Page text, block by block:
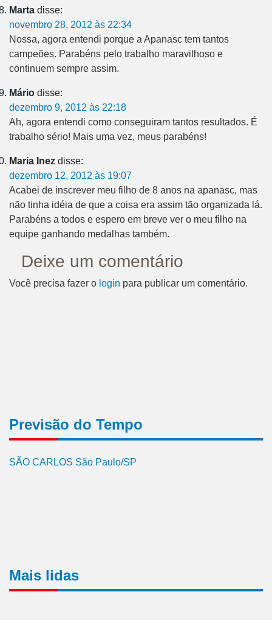
Marta disse:
novembro 28, 2012 às 22:34
Nossa, agora entendi porque a Apanasc tem tantos
campeões. Parabéns pelo trabalho maravilhoso e
continuem sempre assim.
Mário disse:
dezembro 9, 2012 às 22:18
Ah, agora entendi como conseguiram tantos resultados. É
trabalho sério! Mais uma vez, meus parabéns!
Maria Inez disse:
dezembro 12, 2012 às 19:07
Acabei de inscrever meu filho de 8 anos na apanasc, mas
não tinha idéia de que a coisa era assim tão organizada lá.
Parabéns a todos e espero em breve ver o meu filho na
equipe ganhando medalhas também.
Deixe um comentário
Você precisa fazer o login para publicar um comentário.
Previsão do Tempo
SÃO CARLOS São Paulo/SP
Mais lidas